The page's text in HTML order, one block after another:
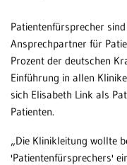
Themenseiten
Veranstaltungen
Patientenportal
Karriere
Barrierefreiheit
Patientenfürsprecher
Ansprechpartner für
Prozent der deutschen
Einführung in allen
sich Elisabeth Link als
Patienten.
„Die Klinikleitung wollte
'Patientenfürsprechers'